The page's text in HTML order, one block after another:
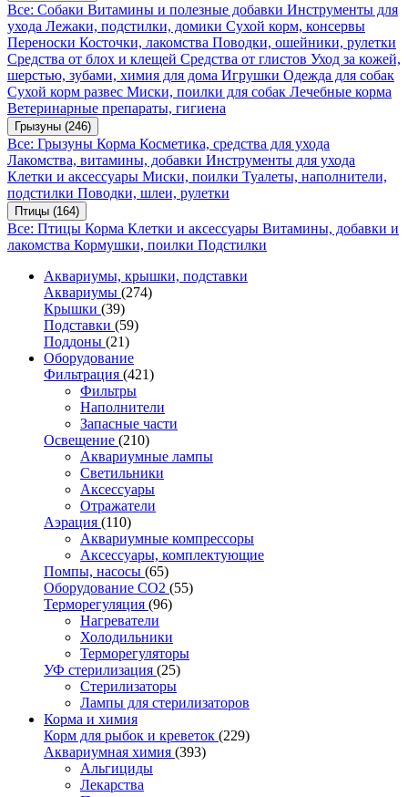
Все: Собаки Витамины и полезные добавки Инструменты для
ухода Лежаки, подстилки, домики Сухой корм, консервы
Переноски Косточки, лакомства Поводки, ошейники, рулетки
Средства от блох и клещей Средства от глистов Уход за кожей,
шерстью, зубами, химия для дома Игрушки Одежда для собак
Сухой корм развес Миски, поилки для собак Лечебные корма
Ветеринарные препараты, гигиена
Грызуны (246)
Все: Грызуны Корма Косметика, средства для ухода
Лакомства, витамины, добавки Инструменты для ухода
Клетки и аксессуары Миски, поилки Туалеты, наполнители,
подстилки Поводки, шлеи, рулетки
Птицы (164)
Все: Птицы Корма Клетки и аксессуары Витамины, добавки и
лакомства Кормушки, поилки Подстилки
Аквариумы, крышки, подставки
Аквариумы (274)
Крышки (39)
Подставки (59)
Поддоны (21)
Оборудование
Фильтрация (421)
Фильтры
Наполнители
Запасные части
Освещение (210)
Аквариумные лампы
Светильники
Аксессуары
Отражатели
Аэрация (110)
Аквариумные компрессоры
Аксессуары, комплектующие
Помпы, насосы (65)
Оборудование CO2 (55)
Терморегуляция (96)
Нагреватели
Холодильники
Терморегуляторы
УФ стерилизация (25)
Стерилизаторы
Лампы для стерилизаторов
Корма и химия
Корм для рыбок и креветок (229)
Аквариумная химия (393)
Альгициды
Лекарства